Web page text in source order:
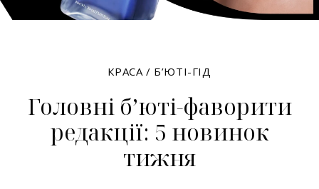
КРАСА/ Б’ЮТІ-ГІД
Головні б’юті-фаворити
редакції: 5 новинок
тижня